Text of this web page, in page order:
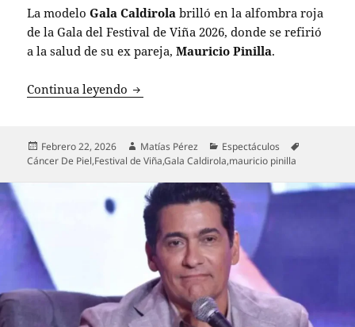
La modeloGala Caldirola brilló en la alfombra roja
de la Gala del Festival de Viña 2026, donde se refirió
a la salud de su ex pareja,Mauricio Pinilla.
Continua leyendo Gala Caldirola expresa su tristeza por
Publicado
el
Febrero 22, 2026 Autor
Matías Pérez Categorías
Espectáculos
Cáncer De Piel,Festival de Viña,Gala Caldirola,mauricio pinilla